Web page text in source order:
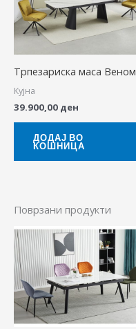
Трпезариска маса Веном
Кујна
39.900,00 ден
ДОДАЈ ВО
КОШНИЦА
Поврзани продукти